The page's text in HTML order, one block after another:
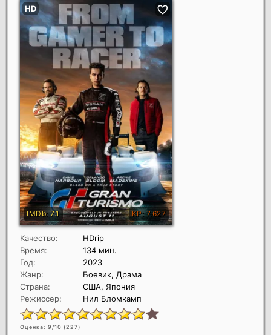
Качество:
HDrip
Время:
134 мин.
Год:
2023
Жанр:
Боевик, Драма
Страна:
США, Япония
Режиссер:
Нил Бломкамп
Оценка: 9/10 (227)